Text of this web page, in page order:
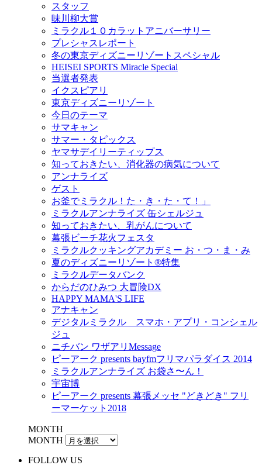
スタッフ
味川柳大賞
ミラクル１０カラットアニバーサリー
プレシャスレポート
冬の東京ディズニーリゾートスペシャル
HEISEI SPORTS Miracle Special
当選者発表
イクスピアリ
東京ディズニーリゾート
今日のテーマ
サマキャン
サマー・タピックス
ヤマサデイリーティップス
知っておきたい、消化器の病気について
アンナライズ
ゲスト
お釜でミラクル！た・き・た・て！」
ミラクルアンナライズ 缶シェルジュ
知っておきたい、乳がんについて
幕張ビーチ花火フェスタ
ミラクルクッキングアカデミー お・つ・ま・み
夏のディズニーリゾート®特集
ミラクルデータバンク
からだのひみつ 大冒険DX
HAPPY MAMA'S LIFE
アナキャン
デジタルミラクル スマホ・アプリ・コンシェル
ジュ
ニチバン ワザアリMessage
ピーアーク presents bayfmフリマパラダイス 2014
ミラクルアンナライズ お袋さ〜ん！
宇宙博
ピーアーク presents 幕張メッセ "どきどき" フリ
ーマーケット2018
MONTH
MONTH
FOLLOW US